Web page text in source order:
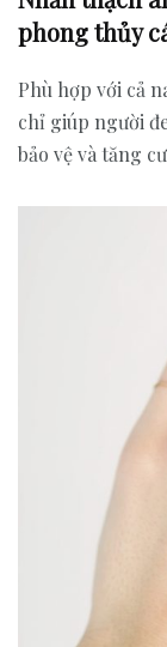
phong thủy
Phù hợp với cả
chỉ giúp người
bảo vệ và tăng